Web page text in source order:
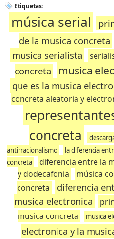
Etiquetas:
música serial
de la musica concreta
musica serialista
concreta
musica
que es la musica
concreta aleatoria y
concreta
antirracionalismo
la diferencia
concreta
diferencia entre la
y dodecafonia
música
concreta
diferencia
musica electronica
musica concreta
musica
electronica y la